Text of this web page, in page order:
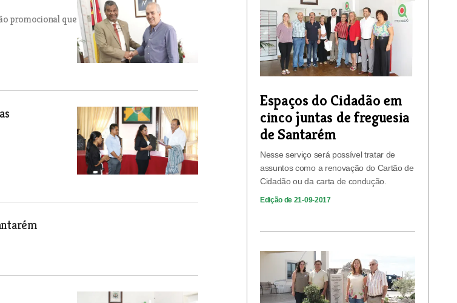
promocional que
Espaços do Cidadão em
cinco juntas de freguesia
de Santarém
Nesse serviço será possível tratar de
assuntos como a renovação do Cartão de
Cidadão ou da carta de condução.
Edição de 21-09-2017